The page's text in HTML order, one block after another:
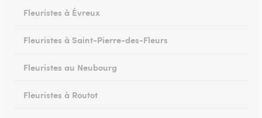
Fleuristes à Évreux
Fleuristes à Saint-Pierre-des-Fleurs
Fleuristes au Neubourg
Fleuristes à Routot